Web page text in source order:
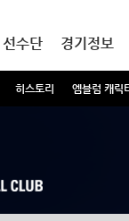
히스토리 엠블럼 캐릭
선수단 경기정보